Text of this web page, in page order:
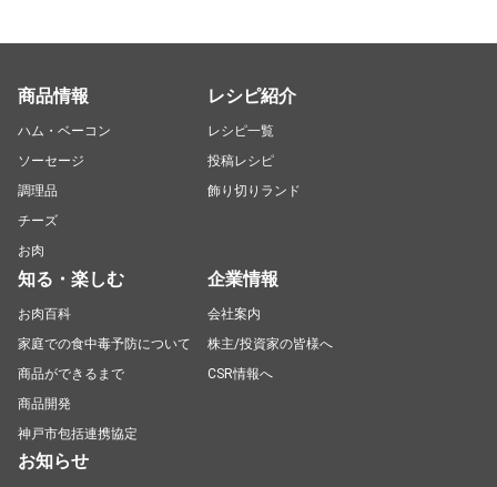
商品情報
ハム・ベーコン
ソーセージ
調理品
チーズ
お肉
レシピ紹介
レシピ一覧
投稿レシピ
飾り切りランド
知る・楽しむ
お肉百科
家庭での食中毒予防について
商品ができるまで
商品開発
神戸市包括連携協定
企業情報
会社案内
株主/投資家の皆様へ
CSR情報へ
お知らせ